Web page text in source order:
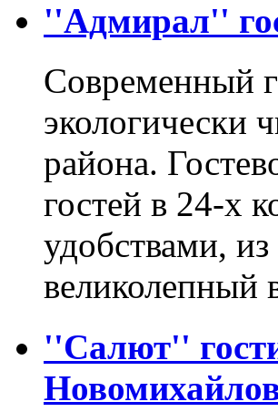
''Адмирал''
Современный
экологически
района.
гостей в 24-х
удобствами,
великолепный
''Салют''